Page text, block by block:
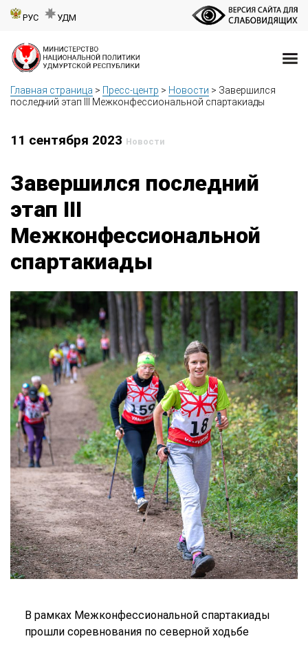
РУС УДМ
Главная страница > Пресс-центр > Новости > Завершился
последний этап III Межконфессиональной спартакиады
11 сентября 2023 Новости
Завершился последний
этап III
Межконфессиональной
спартакиады
В рамках Межконфессиональной спартакиады
прошли соревнования по северной ходьбе